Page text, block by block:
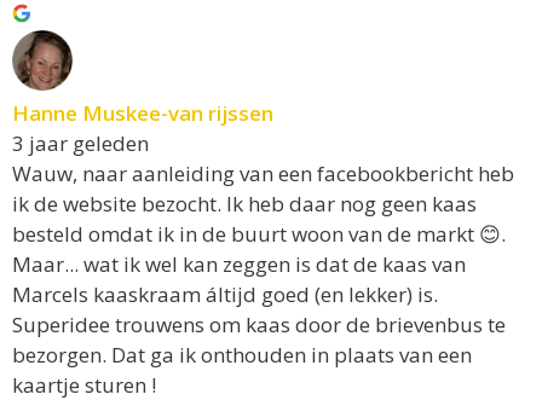
Hanne Muskee-van rijssen
3 jaar geleden
Wauw, naar aanleiding van een facebookbericht heb
ik de website bezocht. Ik heb daar nog geen kaas
besteld omdat ik in de buurt woon van de markt 😊.
Maar... wat ik wel kan zeggen is dat de kaas van
Marcels kaaskraam áltijd goed (en lekker) is.
Superidee trouwens om kaas door de brievenbus te
bezorgen. Dat ga ik onthouden in plaats van een
kaartje sturen !